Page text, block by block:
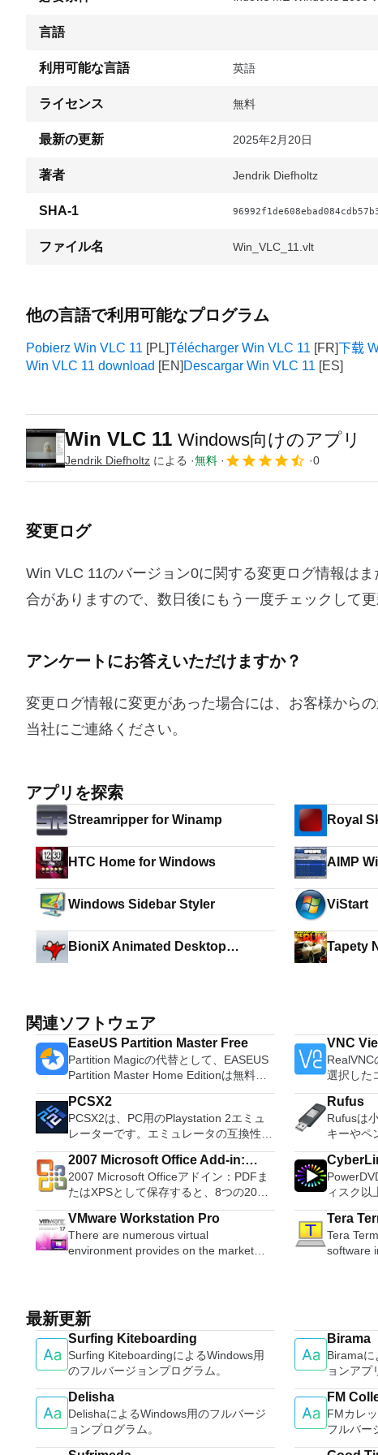
言語
利用可能な言語 英語
ライセンス 無料
最新の更新 2025年2月20日
著者 Jendrik Diefholtz
SHA-1
ファイル名 Win_VLC_11.vlt
他の言語で利用可能なプログラム
Pobierz Win VLC 11 Télécharger Win VLC 11 下载
Win VLC 11 download
Descargar Win VLC 11
Win VLC 11 Windows向けのアプリ
Jendrik Diefholtz による 無料 0
変更ログ
Win VLC 11のバージョン0に関する変更ログ情報は
合がありますので、数日後にもう一度チェックして
アンケートにお答えいただけますか？
変更ログ情報に変更があった場合には、お客様から
当社にご連絡ください。
アプリを探索
Streamripper for Winamp Royal
HTC Home for Windows AIMP
Windows Sidebar Styler ViStart
BioniX Animated Desktop
Tapety
関連ソフトウェア
EaseUS Partition Master Free
Partition Magicの代替として、EASEUS
Partition Master Home Editionは無料の
オールインワンパーティションソリュー
ションおよびディスク管理ユーティリテ
ィです。パーティションの拡張（特にシ
ステムドライブ用）、ディスク領域の管
理、MBRおよびGUIDパーティションテ
ーブル（GPT）ディスクのディスク領域
不足の問題の解決を可能にします。 パ
ーティションのサイズ変更/移動システ
ムドライブを拡張するディスクとパーテ
ィションをコピーパーティションをマー
ジ分割パーティション空き領域を再分配
するダイナミックディスクの変換パーテ
VNC
RealVNC
選択した
トアクセ
PC、ま
からでも
コンピュ
たり、コ
いるかの
御したりできます
ンストー
いデバイ
指示に従
MSIがあ
サービス
ているコ
Apple
を実行し
続します
サインイ
接続をバ
PCSX2
PCSX2は、PC用のPlaystation 2エミュ
レーターです。エミュレータの互換性率
は、プレイ可能なすべてのPS2ゲームの
80％以上を誇っています。かなり強力な
コンピューターを所有している場合、
PCSX2は優れたエミュレーターです。
また、このアプリケーションはローエン
ドコンピューターのサポートも提供する
ため、Playstation 2コンソールのすべて
の所有者は、PCで動作するゲームを見
体験をシミュレートできます。このアプ
リケーションでは、ディスクからゲーム
を直接実行することも、ハードドライブ
からISOイメージとして実行することも
できます。 主な機能は次のとおりで
す。 Savestates：ボタンを1つ押すだけ
で、ゲームの現在の「状態」を保存でき
ます。 無制限のメモリーカード：好き
Rufus
Rufusは
キーやペ
などの起
ブをフォ
Rufusは
Windows
可能な
アを作成す
ンストー
する必要がある
Arch
pebuilder
Linux、
LiveXP、
Mint、
2007 Microsoft Office Add-in:
Microsoft Save as PDF or XPS
2007 Microsoft Officeアドイン：PDFま
たはXPSとして保存すると、8つの2007
Microsoft OfficeプログラムでPDFおよび
XPS形式にエクスポートして保存できま
す。このツールを使用すると、これらの
プログラムのサブセットでPDF形式およ
このダウンロードは、次のOfficeプログ
ラムで動作します。 Microsoft Office
Access 2007。 Microsoft Office Excel
2007。 Microsoft Office InfoPath
2007。 Microsoft Office OneNote
2007。 Microsoft Office PowerPoint
2007。 Microsoft Office Publisher
2007。 Microsoft Office Visio 2007。
Microsoft Office Word 2007。 2007
ィスク以
オ、オー
ンツ、さ
ても、
イメントの仲間
比類のな
より、ど
きます。
DHR向け
4K、
ンツをサ
ニターで
のミニビ
VMware Workstation Pro
There are numerous virtual
environment provides on the market
is the easiest to use, the fastest and the
most reliable app when it comes to
evaluating a new OS, or new software
apps and patches, in an isolated and
safe virtualized environment. Key
Features include: Powerful 3D Graphics
- DirectX 10* and OpenGL 3.3 support.
VMware Compatibility - Create one;
Run anywhere on VMware software.
vSphere and vCloud Air Support - Drag
Tera
Tera
software
port connections. It also has a built-in
macro
other useful
include: Automatically creates logs with
unique
standard
Supports
standards. Tera Term is a
最新更新
Surfing Kiteboarding
Surfing KiteboardingによるWindows用
のフルバージョンプログラム。
Birama
Biramaに
ョンアプ
Delisha
DelishaによるWindows用のフルバージ
ョンプログラム。
FM
FMカレ
フルバー